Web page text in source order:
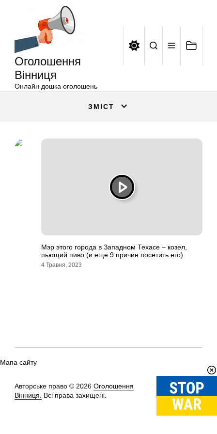
Оголошення
Вінниця
Онлайн дошка оголошень
ЗМІСТ
Мэр этого города в Западном Техасе – козел,
пьющий пиво (и еще 9 причин посетить его)
4 Травня, 2023
Мапа сайту
Авторське право © 2026 Оголошення
Вінниця.
Всі права захищені.
Вгору↑